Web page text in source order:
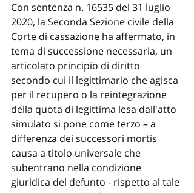
Con sentenza n. 16535 del 31 luglio
2020, la Seconda Sezione civile della
Corte di cassazione ha affermato, in
tema di successione necessaria, un
articolato principio di diritto
secondo cui il legittimario che agisca
per il recupero o la reintegrazione
della quota di legittima lesa dall'atto
simulato si pone come terzo – a
differenza dei successori mortis
causa a titolo universale che
subentrano nella condizione
giuridica del defunto - rispetto al tale